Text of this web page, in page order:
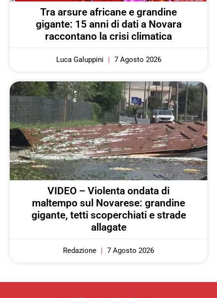
Tra arsure africane e grandine
gigante: 15 anni di dati a Novara
raccontano la crisi climatica
Luca Galuppini 7 Agosto 2026
VIDEO – Violenta ondata di
maltempo sul Novarese: grandine
gigante, tetti scoperchiati e strade
allagate
Redazione 7 Agosto 2026